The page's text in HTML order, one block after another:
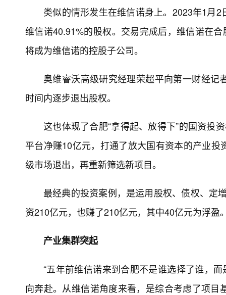
类似的情形发生在维信诺身上。2023年1月
维信诺40.91%的股权。交易完成后，维信诺在
将成为维信诺的控股子公司。
奥维睿沃高级研究经理荣超平向第一财经
时间内逐步退出股权。
这也体现了合肥“拿得起、放得下”的国资投
平台净赚10亿元，打通了放大国有资本的产业
级市场退出，再重新筛选新项目。
最经典的投资案例，是运用股权、债权、定
资210亿元，也赚了210亿元，其中40亿元为浮盈
产业集群突起
“五年前维信诺来到合肥不是谁选择了谁，
向奔赴。从维信诺角度来看，是综合考虑了项